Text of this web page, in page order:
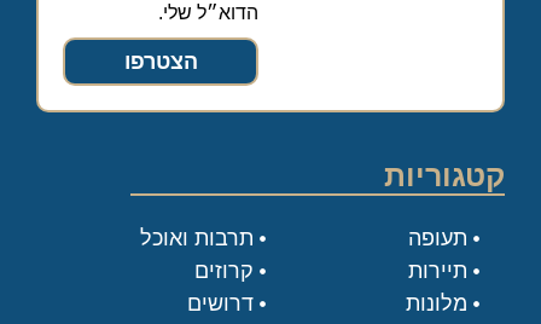
הדוא״ל שלי.
הצטרפו
קטגוריות
תעופה
תיירות
מלונות
תרבות ואוכל
קרוזים
דרושים